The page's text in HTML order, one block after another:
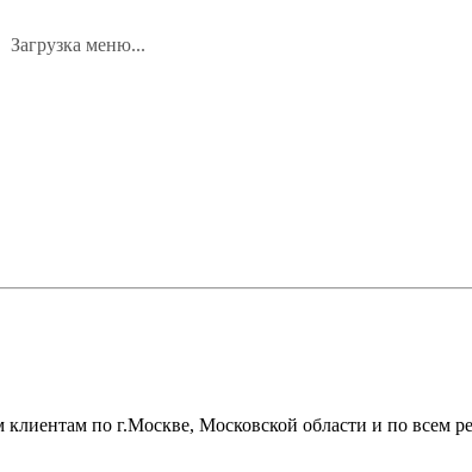
Загрузка меню...
по г.Москве, Московской области и по всем